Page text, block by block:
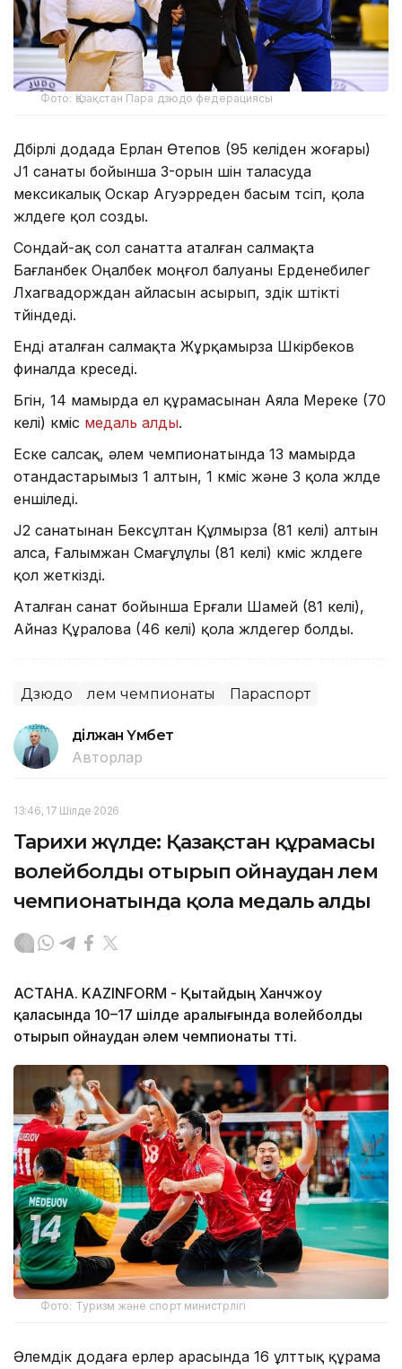
Фото: Қазақстан Пара дзюдо федерациясы
Дүбірлі додада Ерлан Өтепов (95 келіден жоғары)
J1 санаты бойынша 3-орын үшін таласуда
мексикалық Оскар Агуэрреден басым түсіп, қола
жүлдеге қол созды.
Сондай-ақ сол санатта аталған салмақта
Бағланбек Оңалбек моңғол балуаны Ерденебилег
Лхагвадорждан айласын асырып, үздік үштікті
түйіндеді.
Енді аталған салмақта Жұрқамырза Шүкірбеков
финалда күреседі.
Бүгін, 14 мамырда ел құрамасынан Аяла Мереке (70
келі) күміс медаль алды.
Еске салсақ, әлем чемпионатында 13 мамырда
отандастарымыз 1 алтын, 1 күміс және 3 қола жүлде
еншіледі.
J2 санатынан Бексұлтан Құлмырза (81 келі) алтын
алса, Ғалымжан Смағұлұлы (81 келі) күміс жүлдеге
қол жеткізді.
Аталған санат бойынша Ерғали Шамей (81 келі),
Айназ Құралова (46 келі) қола жүлдегер болды.
Дзюдо Әлем чемпионаты Параспорт
Әділжан Үмбет
Авторлар
13:46, 17 Шілде 2026
Тарихи жүлде: Қазақстан құрамасы
волейболды отырып ойнаудан әлем
чемпионатында қола медаль алды
АСТАНА. KAZINFORM - Қытайдың Ханчжоу
қаласында 10–17 шілде аралығында волейболды
отырып ойнаудан әлем чемпионаты өтті.
Фото: Туризм және спорт министрлігі
Әлемдік додаға ерлер арасында 16 ұлттық құрама